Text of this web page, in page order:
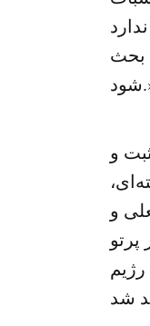
بحث
و
هسته‌ای،
و